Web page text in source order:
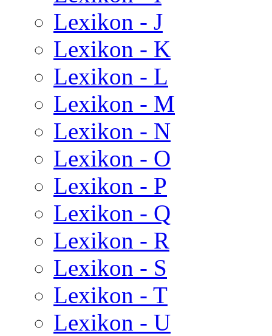
Lexikon - J
Lexikon - K
Lexikon - L
Lexikon - M
Lexikon - N
Lexikon - O
Lexikon - P
Lexikon - Q
Lexikon - R
Lexikon - S
Lexikon - T
Lexikon - U